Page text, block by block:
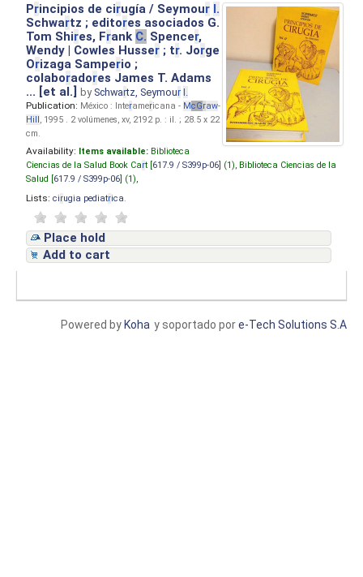
Principios de cirugía / Seymour I.
Schwartz ; editores asociados G.
Tom Shires, Frank C. Spencer,
Wendy | Cowles Husser ; tr. Jorge
Orizaga Samperio ;
colaboradores James T. Adams
... [et al.]by Schwartz, Seymour I.
Publication: México : Interamericana - McGraw-
Hill, 1995 . 2 volúmenes, xv, 2192 p. : il. ; 28.5 x 22
cm.
Availability: Items available: Biblioteca
Ciencias de la Salud Book Cart [ 617.9 / S399p-06 ] (1), Biblioteca Ciencias de la
Salud [ 617.9 / S399p-06 ] (1),
Lists: cirugia pediatrica
Place hold
Add to cart
y soportado pore-Tech Solutions S.A
Powered by Koha